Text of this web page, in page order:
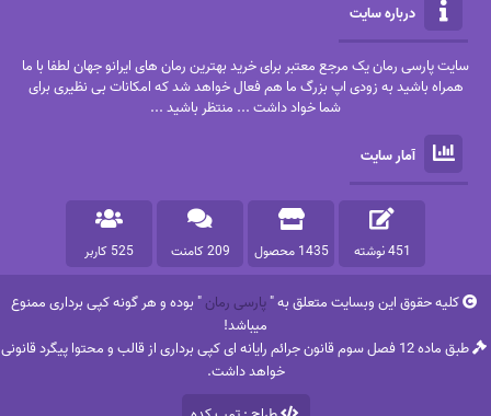
درباره سایت
سایت پارسی رمان یک مرجع معتبر برای خرید بهترین رمان های ایرانو جهان لطفا با ما
همراه باشید به زودی اپ بزرگ ما هم فعال خواهد شد که امکانات بی نظیری برای
شما خواد داشت ... منتظر باشید ...
آمار سایت
451 نوشته 1435 محصول 209 کامنت 525 کاربر
کلیه حقوق این وبسایت متعلق به "پارسی رمان" بوده و هر گونه کپی برداری ممنوع
میباشد!
طبق ماده 12 فصل سوم قانون جرائم رایانه ای کپی برداری از قالب و محتوا پیگرد قانونی
خواهد داشت.